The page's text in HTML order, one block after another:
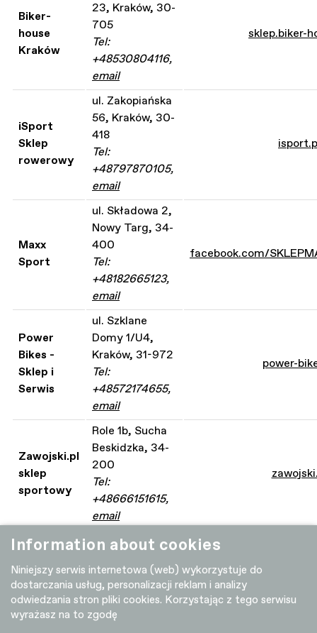
Biker-
house
Kraków
23, Kraków, 30-
705
Tel:
+48530804116,
email
sklep.biker-
iSport
Sklep
rowerowy
ul. Zakopiańska
56, Kraków, 30-
418
Tel:
+48797870105,
email
Maxx
Sport
ul. Składowa 2,
Nowy Targ, 34-
400
Tel:
+48182665123,
email
facebook.com/
Power
Bikes -
Sklep i
Serwis
ul. Szklane
Domy 1/U4,
Kraków, 31-972
Tel:
+48572174655,
email
power-
Zawojski.pl
sklep
sportowy
Role 1b, Sucha
Beskidzka, 34-
200
Tel:
+48666151615,
email
Information about cookies
Niniejszy serwis internetowa (web) wykorzystuje do
dostarczania usług, personalizacji reklam i analizy
odwiedzania stron pliki cookies. Korzystając z tego serwisu
wyrażasz na to zgodę